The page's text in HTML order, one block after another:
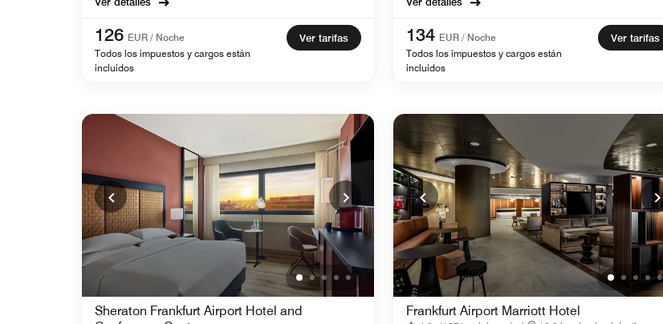
126 EUR / Noche
Todos los impuestos y cargos están
incluidos
Ver tarifas 134 EUR / Noche
Todos los impuestos y cargos están
incluidos
Ver tarifas
Sheraton Frankfurt Airport Hotel and
Frankfurt Airport Marriott Hotel